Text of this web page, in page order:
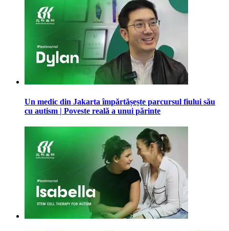
Un medic din Jakarta împărtășește parcursul fiului său
cu autism | Poveste reală a unui părinte